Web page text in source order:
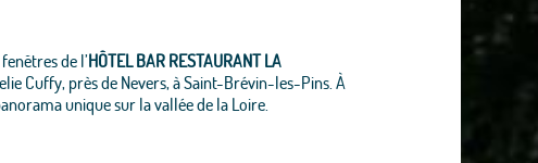
de l’HÔTEL BAR RESTAURANT LA
Cuffy, près de Nevers, à Saint-Brévin-les-Pins. À
unique sur la vallée de la Loire.